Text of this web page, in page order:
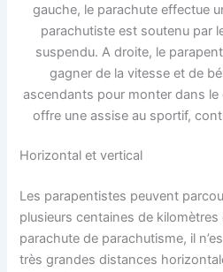
gauche, le parachute effectue
parachutiste est soutenu par
suspendu. A droite, le
gagner de la vitesse et de
ascendants pour monter dans le
offre une assise au sportif,
Horizontal et vertical
Les parapentistes peuvent
plusieurs centaines de kilomètres
parachute de parachutisme, il
très grandes distances